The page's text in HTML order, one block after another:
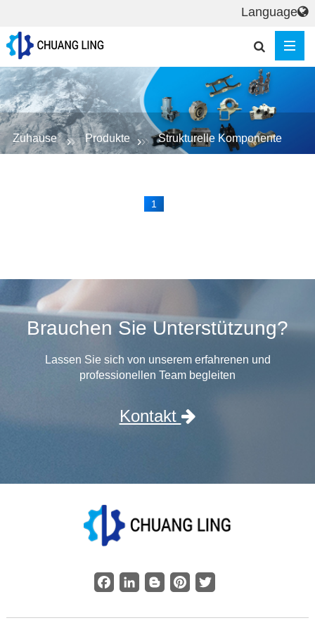
Zuhause Produkte Strukturelle Komponente
1
Brauchen Sie Unterstützung?
Lassen Sie sich von unserem erfahrenen und
professionellen Team begleiten
Kontakt
Facebook
LinkedInBloggerPinterestTwitter
Language